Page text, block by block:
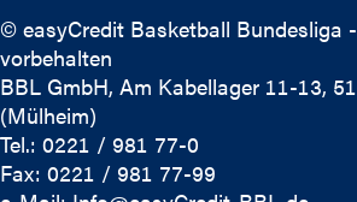
© easyCredit Basketball Bundesliga
vorbehalten
BBL GmbH, Am Kabellager 11-13,
(Mülheim)
Tel.: 0221 / 981 77-0
Fax: 0221 / 981 77-99